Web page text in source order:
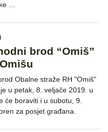
…
brod “Omiš”
Obalne straže RH "Omiš"
u petak, 8. veljače 2019. u
će boraviti i u subotu, 9.
za posjet građana.